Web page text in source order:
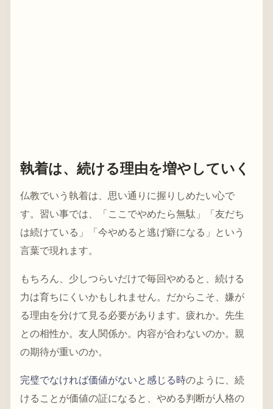
執着は、続ける理由を増やしていく
仏教でいう執着は、思い通りに握りしめたい心で
す。習い事では、「ここでやめたら無駄」「友だち
は続けている」「今やめると逃げ癖になる」という
言葉で現れます。
もちろん、少しつらいだけで毎回やめると、続ける
力は育ちにくいかもしれません。だからこそ、嫌が
る理由を分けて見る必要があります。疲れか。先生
との相性か。友人関係か。内容が合わないのか。親
の期待が重いのか。
完璧でなければ価値がないと感じる時のように、続
けることが価値の証になると、やめる判断が人格の